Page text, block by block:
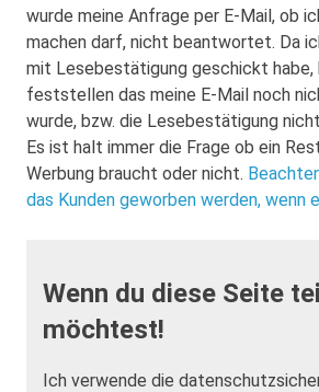
wurde meine Anfrage per E-Mail, ob
machen darf, nicht beantwortet. Da
mit Lesebestätigung geschickt habe,
feststellen das meine E-Mail noch
wurde, bzw. die Lesebestätigung
Es ist halt immer die Frage ob ein
Werbung braucht oder nicht.
das Kunden geworben werden, wenn
Wenn du diese Seite
möchtest!
Ich verwende die